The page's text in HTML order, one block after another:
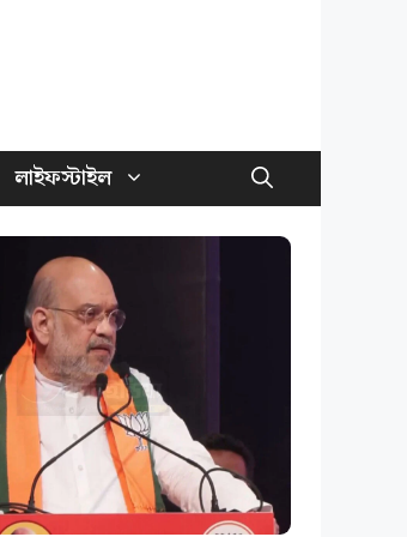
লাইফস্টাইল